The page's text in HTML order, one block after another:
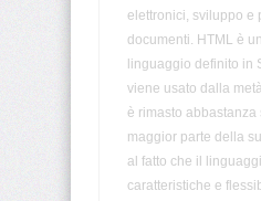
<!DOCTYPE>
elettronici, sviluppo e
documenti. HTML è
linguaggio definito in
viene usato dalla
è rimasto abbastanza
maggior parte della
al fatto che il
caratteristiche e